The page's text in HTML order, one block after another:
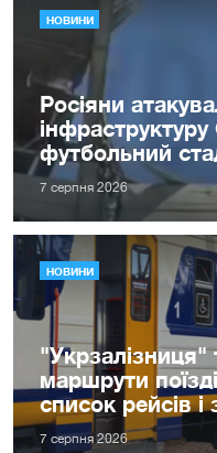
НОВИНИ
Росіяни
футбольний
7 серпня 2026
НОВИНИ
"Укрзалізниця"
маршрути
список рейсів
7 серпня 2026